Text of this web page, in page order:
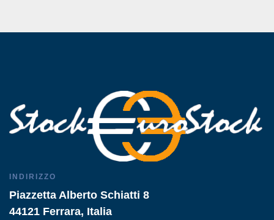
INDIRIZZO
Piazzetta Alberto Schiatti 8
44121 Ferrara, Italia